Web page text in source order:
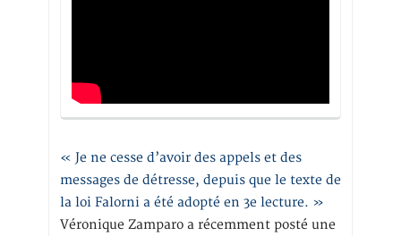
« Je ne cesse d’avoir des appels et des
messages de détresse, depuis que le texte de
la loi Falorni a été adopté en 3e lecture. »
Véronique Zamparo a récemment posté une